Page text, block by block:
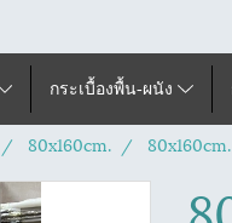
กระเบื้องพื้น-ผนัง
80x160cm.